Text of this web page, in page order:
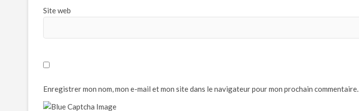
Site web
Enregistrer mon nom, mon e-mail et mon site dans le navigateur pour mon prochain commentaire.